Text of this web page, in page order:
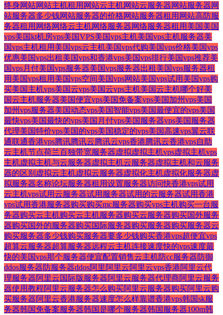
终身网站网站主机租用 网站云主机网站云服务器网站服务器网
站服务器多少钱网站服务器的价格网站服务器租用 网站高防服
务器租用 网络网络云主机网络服务器网络服务器租用 美国美国
vps美国kt机房vps美国VPS美国vps主机美国vps主机服务器美
国vps主机租用 美国vps云主机美国vps代购美国vps价格美国vps
优惠美国vps出租 美国vps和香港vps美国vps排行美国vps推荐美
国vps月付美国vps服务器美国vps服务器出租 美国vps服务器租
用 美国vps租用 美国vps空间美国vps网站美国vps试用 美国vps购
买美国主机vps美国云vps美国云vps主机美国云主机哪个好美
国云主机服务器美国便宜vps美国免备案vps美国加州vps美国
加州vps服务器美国动态vps美国智能vps美国最便宜的vps美国
最快vps美国最快的vps美国月付vps美国服务器vps美国服务器
代理美国特价vps美国的vps美国稳定的vps美国高速vps翼云联
通联通香港vps腾讯腾讯云腾讯云vps香港腾讯云香港vps自助
云主机节点荷兰百独带宽服务器虚拟虚拟主机vps虚拟主机vps
主机虚拟主机与云服务器虚拟主机云服务器虚拟主机和云服务
器的区别 虚拟云主机虚拟云服务器虚拟化主机虚拟化服务器虚
拟服务器名称论坛服务器租用设置服务器访问快香港vps试用
云主机vps试用云服务器试用服务器试用的云服务器试用香港
vps试用香港服务器购买购买mc服务器购买vps主机购买一台服
务器购买云主机购买云主机服务器购买云服务器购买国外服务
器购买国外的服务器购买国际服务器购买服务器购买服务器云
购买服务器多少钱购买服务器要多少钱购买香港vps超便宜vps
超算云服务器超算服务器远程云主机连接速度快的vps速度最
快的美国vps那个服务器便宜配置销售云主机防cc服务器防御
ddos服务器防服务器ddos阿里 阿里云阿里云vps香港阿里云代
理服务器阿里云国际版服务器阿里云服务器代理商阿里云服务
器使用教程阿里云服务器怎么购买阿里云服务器购买阿里云购
买服务器阿里云香港服务器速度怎么样靠谱香港vps韩国sk服
务器韩国免备案服务器韩国是哪个服务器韩国服务器100m韩